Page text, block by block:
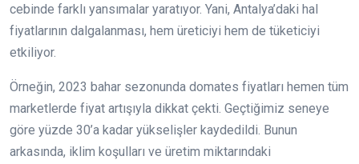
cebinde farklı yansımalar yaratıyor. Yani, Antalya’daki hal
fiyatlarının dalgalanması, hem üreticiyi hem de tüketiciyi
etkiliyor.
Örneğin, 2023 bahar sezonunda domates fiyatları hemen tüm
marketlerde fiyat artışıyla dikkat çekti. Geçtiğimiz seneye
göre yüzde 30’a kadar yükselişler kaydedildi. Bunun
arkasında, iklim koşulları ve üretim miktarındaki